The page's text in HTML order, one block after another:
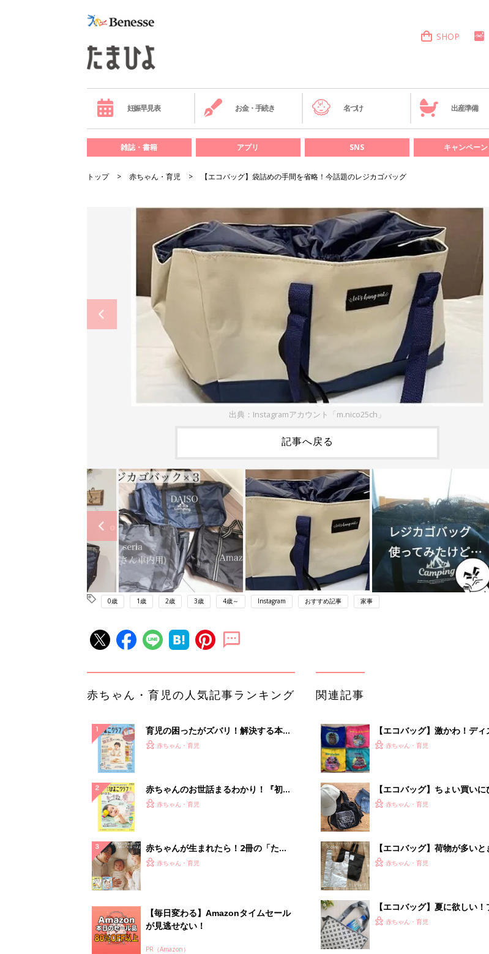
SHOP
妊娠早見表 お金・手続き 名づけ 出産準備
雑誌・書籍 アプリ SNS キャンペーン
トップ 赤ちゃん・育児 【エコバッグ】袋詰めの手間を省略！今話題のレジカゴバッグ
出典：Instagramアカウント「m.nico25ch」
記事へ戻る
0歳 1歳 2歳 3歳 4歳～ Instagram おすすめ記事 家事
赤ちゃん・育児の人気記事ランキング
育児の困ったがズバリ！解決する本
『ひよこクラブ 秋号』 4カ月～2才
赤ちゃん・育児
赤ちゃんのお世話まるわかり！『初め
てのひよこクラブ 夏号』〈巻頭大特
赤ちゃん・育児
赤ちゃんが生まれたら！2冊の「たま
ひよ」
赤ちゃん・育児
【毎日変わる】Amazonタイムセール
が見逃せない！
PR（Amazon）
関連記事
【エコバッグ】激かわ！ディ
ャラのバッグ4選
赤ちゃん・育児
【エコバッグ】ちょい買いに
り！プチプラミニバッグ
赤ちゃん・育児
【エコバッグ】荷物が多い
利！両手が空くエコリュック
赤ちゃん・育児
【エコバッグ】夏に欲しい！
の超使える保冷バッグ
赤ちゃん・育児